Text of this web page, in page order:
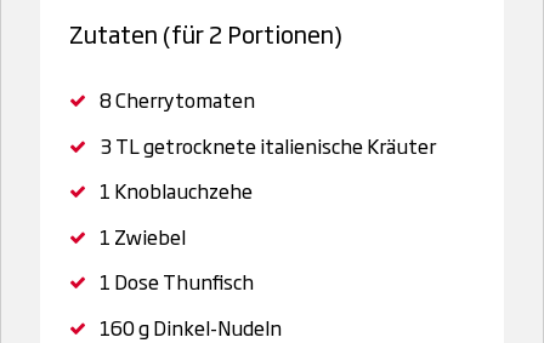
Zutaten (für 2 Portionen)
8Cherrytomaten
3 TLgetrocknete italienische Kräuter
1 Knoblauchzehe
1 Zwiebel
1 DoseThunfisch
160 gDinkel-Nudeln